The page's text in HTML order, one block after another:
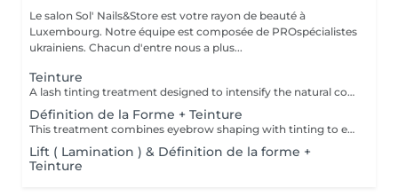
Le salon Sol' Nails&Store est votre rayon de beauté à
Luxembourg. Notre équipe est composée de PROspécialistes
ukrainiens. Chacun d'entre nous a plus...
Teinture
A lash tinting treatment designed to intensify the natural color of the eyelashes, making them appear darker and more noticeable without mascara. Result: more defined, visible lashes with a natural effect. Recommended frequency: every 3 to 5 weeks.
Définition de la Forme + Teinture
This treatment combines eyebrow shaping with tinting to enhance both the structure and color of the brows. It is ideal for creating a fuller, more defined appearance while keeping the result natural and harmonious. Result: beautifully shaped brows with more depth, definition and visibility. Recommended frequency: every 3 to 4 weeks.
Lift ( Lamination ) & Définition de la forme +
Teinture